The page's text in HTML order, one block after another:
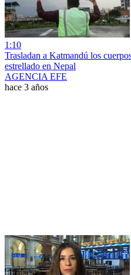
1:10
Trasladan a Katmandú los
estrellado en Nepal
AGENCIA EFE
hace 3 años